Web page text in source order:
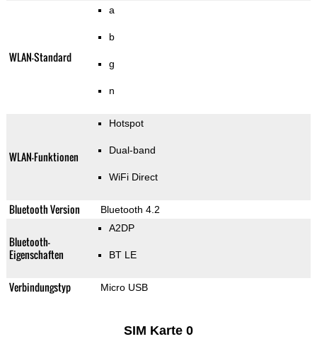
WLAN-Standard
a
b
g
n
WLAN-Funktionen
Hotspot
Dual-band
WiFi Direct
Bluetooth Version Bluetooth 4.2
Bluetooth-
Eigenschaften
A2DP
BT LE
Verbindungstyp Micro USB
SIM Karte 0